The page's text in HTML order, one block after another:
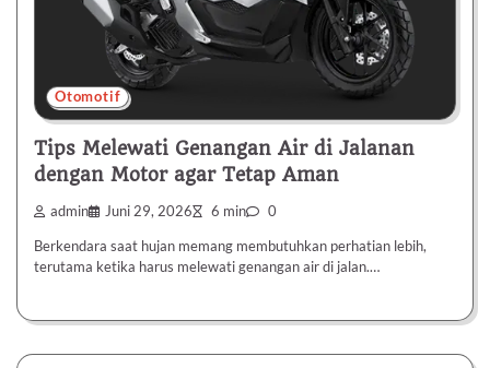
Otomotif
Tips Melewati Genangan Air di Jalanan
dengan Motor agar Tetap Aman
admin Juni 29, 2026 6 min 0
Berkendara saat hujan memang membutuhkan perhatian lebih,
terutama ketika harus melewati genangan air di jalan.…